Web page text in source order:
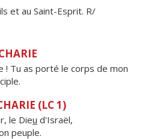
et au Saint-Esprit. R/
! Tu as porté le corps de mon
(LC 1)
le Dieu d'Israël,
peuple.